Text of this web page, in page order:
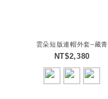
雲朵短版連帽外套–藏青
NT$2,380